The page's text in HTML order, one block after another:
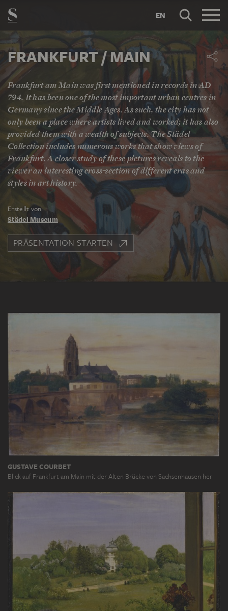
EN
FRANKFURT / MAIN
Frankfurt am Main was first mentioned in records in AD
794. It has been one of the most important urban centres in
Germany since the Middle Ages. As such, the city has not
only been a place where artists lived and worked; it has also
provided them with a wealth of subjects. The Städel
Collection includes numerous works that show views of
Frankfurt. A closer study of these pictures reveals to the
viewer an interesting cross-section of different eras and
styles in art history.
Erstellt von
Städel Museum
PRÄSENTATION STARTEN
GUSTAVE COURBET
Blick auf Frankfurt am Main mit der Alten Brücke von Sachsenhausen her